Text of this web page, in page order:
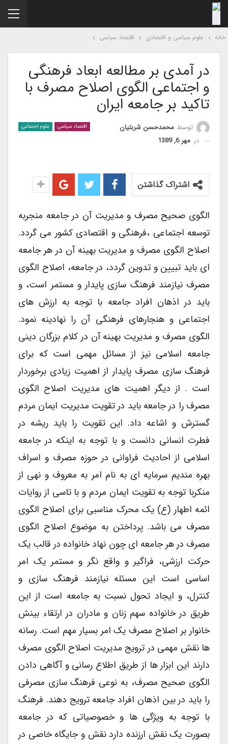
علوم سیاسی و اقتصادی اقتصاد سیاسی
در آمدی بر مطالعه ابعاد فرهنگی
و اجتماعی الگوی اصلاح مصرف با
تاکید بر جامعه ایران
اقتصاد سیاسی علوم اجتماعی توسطمحمدحسن شربتیان
درمهر 6, 1389
اشتراک گذاشتن
الگوی صحیح مصرف و مدیریت آن در جامعه منجربه
توسعه اجتماعی ،فرهنگی و اقتصادی کشور می گردد.
اصلاح الگوی مصرف و مدیریت بهینه آن در هر جامعه
ای باید تبیین و تدوین گردد، در جامعه، اصلاح الگوی
مصرف نیازمند فرهنگ سازی پایدار و مستمر است، و
باید در اذهان افراد جامعه با توجه به ارزش های
اجتماعی و هنجارهای فرهنگی آن را نهادینه نمود.
الگوی مصرف و مدیریت بهینه آن در کلام بزرگان دینی
جامعه اسلامی نیز از مسائل مهمی است که برای
فرهنگ سازی مصرف پایدار از اهمیت زیادی برخوردار
است . از دیگر اهمیت های مدیریت اصلاح الگوی
مصرف را در جامعه باید در تقویت مدیریت ایمان مردم
گسترش و اشاعه داد. این تقویت را باید ریشه در
فطرت انسانی دانست و با توجه به اینکه در جامعه
اسلامی از احادیث فراوانی در حوزه مصرف و اسراف
بهره مندیم سرمایه ای به نام امر به معروف و نهی از
منکربا توجه به تقویت ایمان مردم و با تاسی از روایات
ائمه اطهار (ع) یک محرک مناسبی برای اصلاح الگوی
مصرف می باشد. پرداختن به موضوع اصلاح الگوی
مصرف در هر جامعه ای چون نهاد خانواده در قالب یک
حرکت ارزشی، فراگیر و واقع نگر و مستمر یک امر
اساسی است این مسئله نیازمند فرهنگ سازی و
کنترل، و ایجاد تحول نسبت به جامعه است از این
طریق در خانواده سهم زنان و مادران در ارتقاء بینش
خانوار بر اصلاح مصرف یک امر بسیار مهم است. رسانه
ها نقش مهمی در ترویج مدیریت اصلاح الگوی مصرف
دارند این ابزار ها از طریق اطلاع رسانی و آگاهی دادن
الگوی صحیح مصرف، به نوعی فرهنگ سازی مصرفی
را باید در بین اذهان افراد جامعه ترویج دهند. فرهنگ
با توجه به ویژگی ها و خصوصیاتی که در جامعه
بصورت یک نقش ارزنده دارد نقش و جایگاه خاصی در